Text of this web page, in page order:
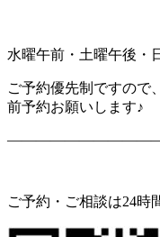
水曜午前・土曜午後・
ご予約優先制ですので
前予約お願いします♪
ご予約・ご相談は24時